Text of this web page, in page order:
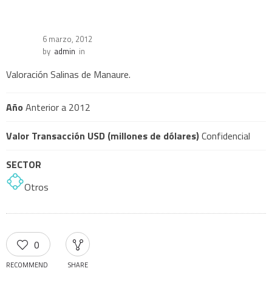
6 marzo, 2012
by admin in
Valoración Salinas de Manaure.
Año Anterior a 2012
Valor Transacción USD (millones de dólares)Confidencial
SECTOR
Otros
0
RECOMMEND SHARE